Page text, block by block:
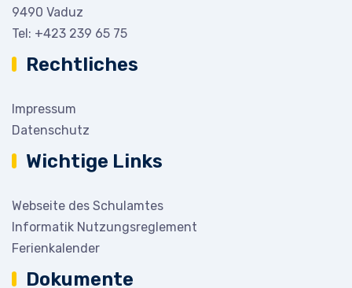
9490 Vaduz
Tel: +423 239 65 75
Rechtliches
Impressum
Datenschutz
Wichtige Links
Webseite des Schulamtes
Informatik Nutzungsreglement
Ferienkalender
Dokumente